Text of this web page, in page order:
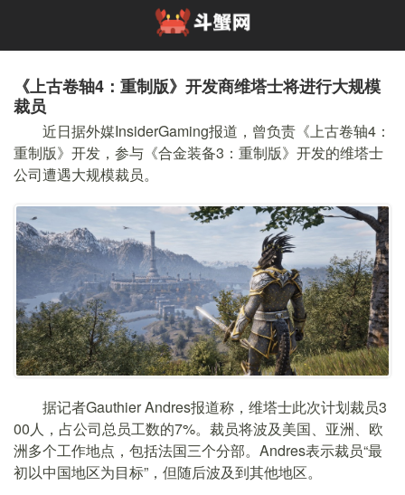
《上古卷轴4：重制版》开发商维塔士将进行大规模
裁员
近日据外媒InsiderGaming报道，曾负责《上古卷轴4：
重制版》开发，参与《合金装备3：重制版》开发的维塔士
公司遭遇大规模裁员。
据记者Gauthier Andres报道称，维塔士此次计划裁员3
00人，占公司总员工数的7%。裁员将波及美国、亚洲、欧
洲多个工作地点，包括法国三个分部。Andres表示裁员“最
初以中国地区为目标”，但随后波及到其他地区。